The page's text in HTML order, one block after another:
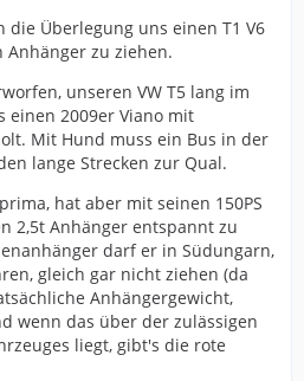
die Überlegung uns einen T1 V6
Anhänger zu ziehen.
unseren VW T5 lang im
einen 2009er Viano mit
Mit Hund muss ein Bus in der
lange Strecken zur Qual.
hat aber mit seinen 150PS
2,5t Anhänger entspannt zu
darf er in Südungarn,
gleich gar nicht ziehen (da
Anhängergewicht,
wenn das über der zulässigen
liegt, gibt's die rote